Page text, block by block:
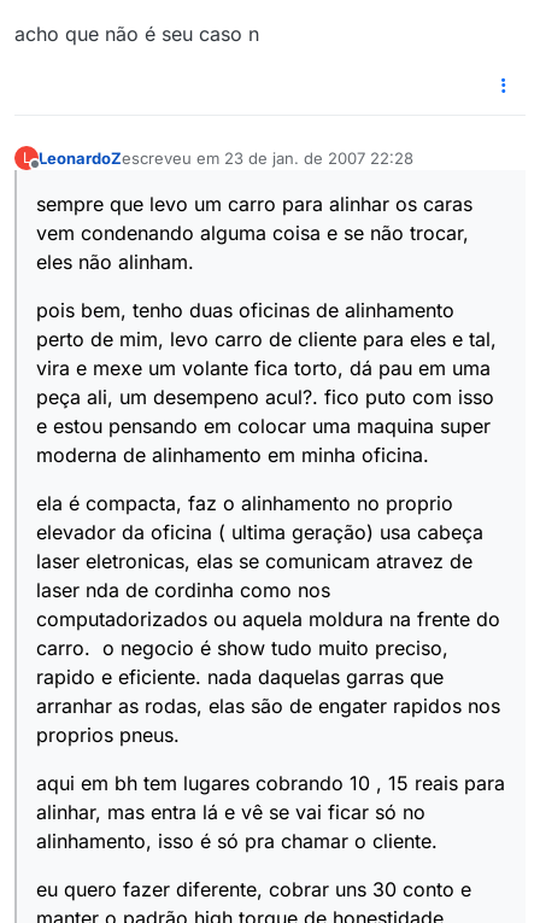
acho que não é seu caso n
L LeonardoZescreveu em 23 de jan. de 2007 22:28
última edição por
sempre que levo um carro para alinhar os caras
vem condenando alguma coisa e se não trocar,
eles não alinham.
pois bem, tenho duas oficinas de alinhamento
perto de mim, levo carro de cliente para eles e tal,
vira e mexe um volante fica torto, dá pau em uma
peça ali, um desempeno acul?. fico puto com isso
e estou pensando em colocar uma maquina super
moderna de alinhamento em minha oficina.
ela é compacta, faz o alinhamento no proprio
elevador da oficina ( ultima geração) usa cabeça
laser eletronicas, elas se comunicam atravez de
laser nda de cordinha como nos
computadorizados ou aquela moldura na frente do
carro. o negocio é show tudo muito preciso,
rapido e eficiente. nada daquelas garras que
arranhar as rodas, elas são de engater rapidos nos
proprios pneus.
aqui em bh tem lugares cobrando 10 , 15 reais para
alinhar, mas entra lá e vê se vai ficar só no
alinhamento, isso é só pra chamar o cliente.
eu quero fazer diferente, cobrar uns 30 conto e